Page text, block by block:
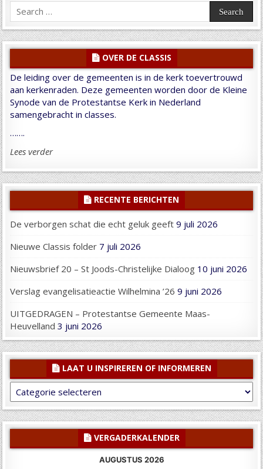
Search
for:
OVER DE CLASSIS
De leiding over de gemeenten is in de kerk toevertrouwd
aan kerkenraden. Deze gemeenten worden door de Kleine
Synode van de Protestantse Kerk in Nederland
samengebracht in classes.
…….
Lees verder
RECENTE BERICHTEN
De verborgen schat die echt geluk geeft 9 juli 2026
Nieuwe Classis folder 7 juli 2026
Nieuwsbrief 20 – St Joods-Christelijke Dialoog 10 juni 2026
Verslag evangelisatieactie Wilhelmina ’26 9 juni 2026
UITGEDRAGEN – Protestantse Gemeente Maas-
Heuvelland 3 juni 2026
LAAT U INSPIREREN OF INFORMEREN
Laat
U
inspireren
of
VERGADERKALENDER
AUGUSTUS 2026